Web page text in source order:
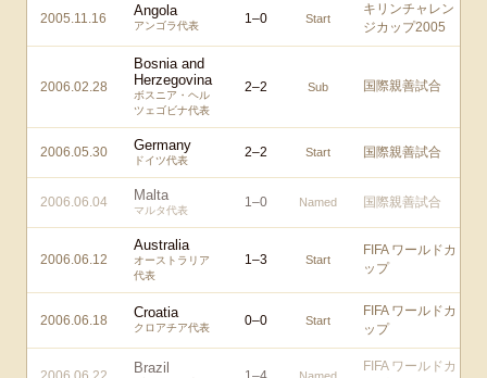
2005.11.16 Angola
アンゴラ代表 1–0 Start
キリンチャレン
ジカップ2005
2006.02.28
Bosnia and
Herzegovina
ボスニア・ヘル
ツェゴビナ代表
2–2 Sub 国際親善試合
2006.05.30 Germany
ドイツ代表
2–2 Start 国際親善試合
2006.06.04 Malta
マルタ代表
1–0 Named 国際親善試合
2006.06.12
Australia
オーストラリア
代表
1–3 Start
FIFA ワールドカ
ップ
2006.06.18 Croatia
クロアチア代表 0–0 Start
FIFA ワールドカ
ップ
Brazil
FIFA ワールドカ